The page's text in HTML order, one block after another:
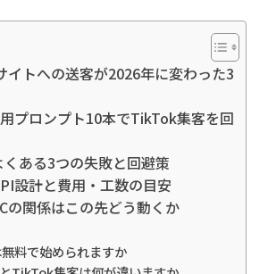
イトへの送客が2026年に変わった3
プロンプト10本でTikTok集客を回
ある3つの失敗と回避策
設計と費用・工数の目安
の関係はこの先どう動くか
料で始められますか